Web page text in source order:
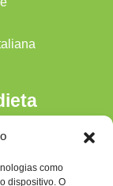
como
dispositivo. O